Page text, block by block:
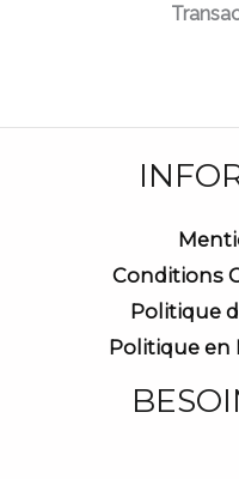
Conditions
Politique
Politique en